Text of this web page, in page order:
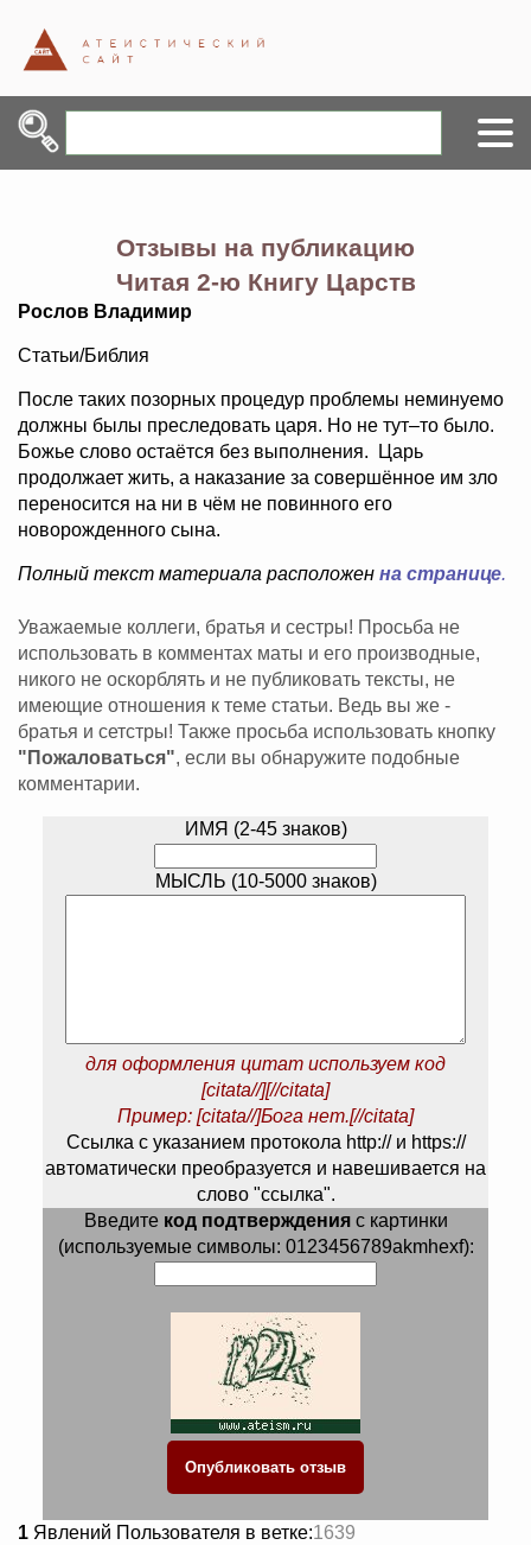
Отзывы на публикацию
Читая 2-ю Книгу Царств
Рослов Владимир
Статьи/Библия
После таких позорных процедур проблемы неминуемо
должны былы преследовать царя. Но не тут–то было.
Божье слово остаётся без выполнения. Царь
продолжает жить, а наказание за совершённое им зло
переносится на ни в чём не повинного его
новорожденного сына.
Полный текст материала расположен на странице.
Уважаемые коллеги, братья и сестры! Просьба не
использовать в комментах маты и его производные,
никого не оскорблять и не публиковать тексты, не
имеющие отношения к теме статьи. Ведь вы же -
братья и сетстры! Также просьба использовать кнопку
"Пожаловаться", если вы обнаружите подобные
комментарии.
ИМЯ (2-45 знаков)
МЫСЛЬ (10-5000 знаков)
для оформления цитат используем код
[citata//][//citata]
Пример: [citata//]Бога нет.[//citata]
Ссылка с указанием протокола http:// и https://
автоматически преобразуется и навешивается на
слово "ссылка".
Введите код подтвержденияс картинки
(используемые символы: 0123456789akmhexf):
1 Явлений Пользователя в ветке:1639